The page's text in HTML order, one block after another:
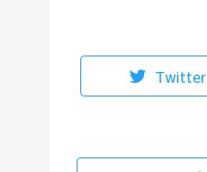
Twitter